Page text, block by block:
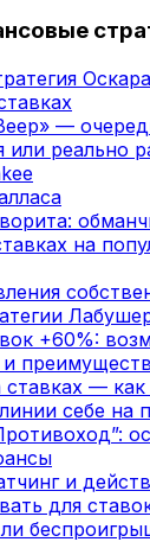
—
или реально
на
+60%:
— как
себе на
и
для